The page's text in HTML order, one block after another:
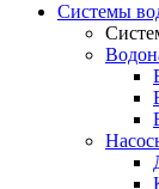
Системы